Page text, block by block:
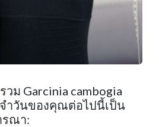
ม Garcinia cambogia
าวันของคุณต่อไปนี้เป็น
รณา: